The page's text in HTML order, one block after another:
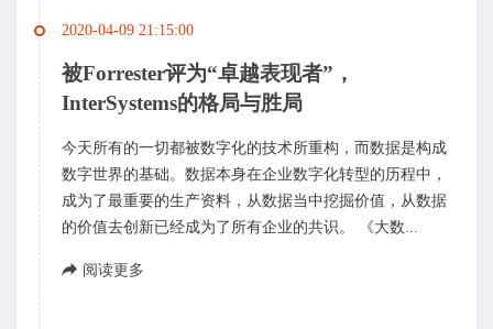
2020-04-09 21:15:00
被Forrester评为“卓越表现者”，
InterSystems的格局与胜局
今天所有的一切都被数字化的技术所重构，而数据是构成
数字世界的基础。数据本身在企业数字化转型的历程中，
成为了最重要的生产资料，从数据当中挖掘价值，从数据
的价值去创新已经成为了所有企业的共识。 《大数...
阅读更多